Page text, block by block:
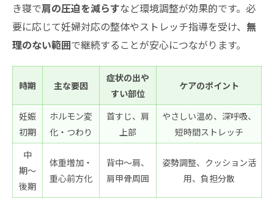
き寝で肩の圧迫を減らすなど環境調整が効果的です。必
要に応じて妊婦対応の整体やストレッチ指導を受け、 無
理のない範囲で継続することが安心につながります。
時期 主な要因
症状の出や
すい部位
ケアのポイント
妊娠
初期
ホルモン変
化・つわり
首すじ、肩
上部
やさしい温め、深呼吸、
短時間ストレッチ
中
期〜
後期
体重増加・
重心前方化
背中〜肩、
肩甲骨周囲
姿勢調整、クッション活
用、負担分散